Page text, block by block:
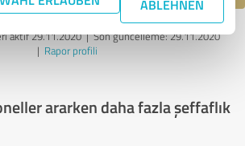
ABLEHNEN
aktif 29.11.2020 |Son güncelleme: 29.11.2020
| Rapor profili
ararken daha fazla şeffaflık